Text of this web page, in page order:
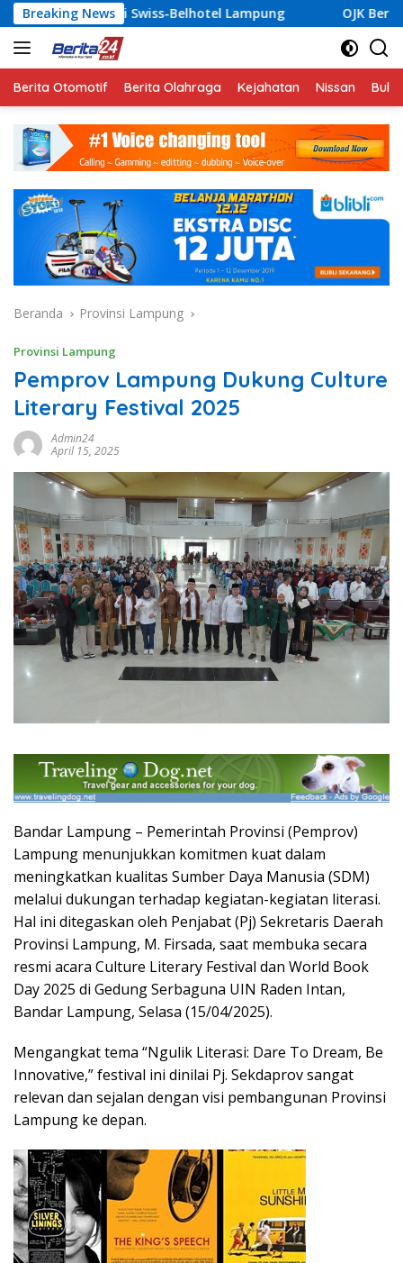
Langsung
ke
konten
Breaking News
Belhotel Lampung OJK Bersama Pemkab Pesisir
Berita Otomotif Berita Olahraga Kejahatan Nissan
Beranda Provinsi Lampung
Provinsi Lampung
Pemprov Lampung Dukung Culture
Literary Festival 2025
Admin24
April 15, 2025
Bandar Lampung – Pemerintah Provinsi (Pemprov)
Lampung menunjukkan komitmen kuat dalam
meningkatkan kualitas Sumber Daya Manusia (SDM)
melalui dukungan terhadap kegiatan-kegiatan literasi.
Hal ini ditegaskan oleh Penjabat (Pj) Sekretaris Daerah
Provinsi Lampung, M. Firsada, saat membuka secara
resmi acara Culture Literary Festival dan World Book
Day 2025 di Gedung Serbaguna UIN Raden Intan,
Bandar Lampung, Selasa (15/04/2025).
Mengangkat tema “Ngulik Literasi: Dare To Dream, Be
Innovative,” festival ini dinilai Pj. Sekdaprov sangat
relevan dan sejalan dengan visi pembangunan Provinsi
Lampung ke depan.